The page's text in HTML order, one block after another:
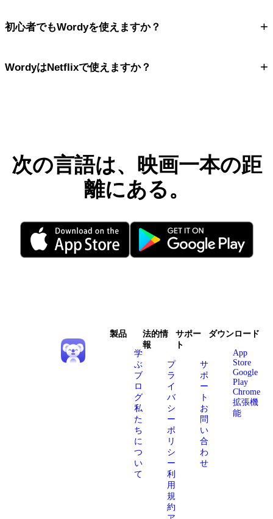
初心者でもWordyを使えますか？ +
WordyはNetflixで使えますか？ +
次の言語は、映画一本の距
離にある。
製品
学
ぶ
ブ
ロ
グ
私
た
ち
に
つ
い
て
法的情
報
プ
ラ
イ
バ
シ
ー
ポ
リ
シ
ー
利
用
規
約
サポー
ト
サ
ポ
ー
ト
お
問
い
合
わ
せ
ダウンロード
App
Store
Google
Play
Chrome
拡張機
能